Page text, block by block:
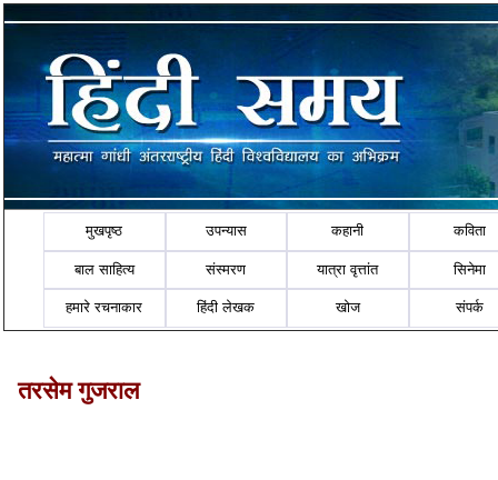
मुखपृष्ठ उपन्यास कहानी कविता
बाल साहित्य संस्मरण यात्रा वृत्तांत सिनेमा
हमारे रचनाकार हिंदी लेखक खोज संपर्क
तरसेम गुजराल